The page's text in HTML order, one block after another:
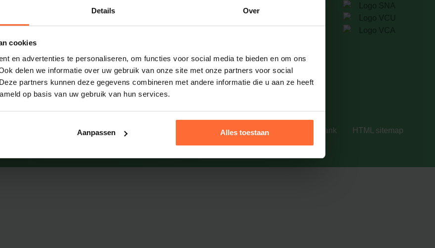
Details Over
cookies
en advertenties te personaliseren, om functies voor social media te bieden en om ons
delen we informatie over uw gebruik van onze site met onze partners voor social
partners kunnen deze gegevens combineren met andere informatie die u aan ze heeft
op basis van uw gebruik van hun services.
Aanpassen Alles toestaan
sitemap
Detachering
Algemene voorwaarden
HTML sitemap
Efas
1822 BK Alkmaar
Cookiebeleid Kennisbank HTML sitemap